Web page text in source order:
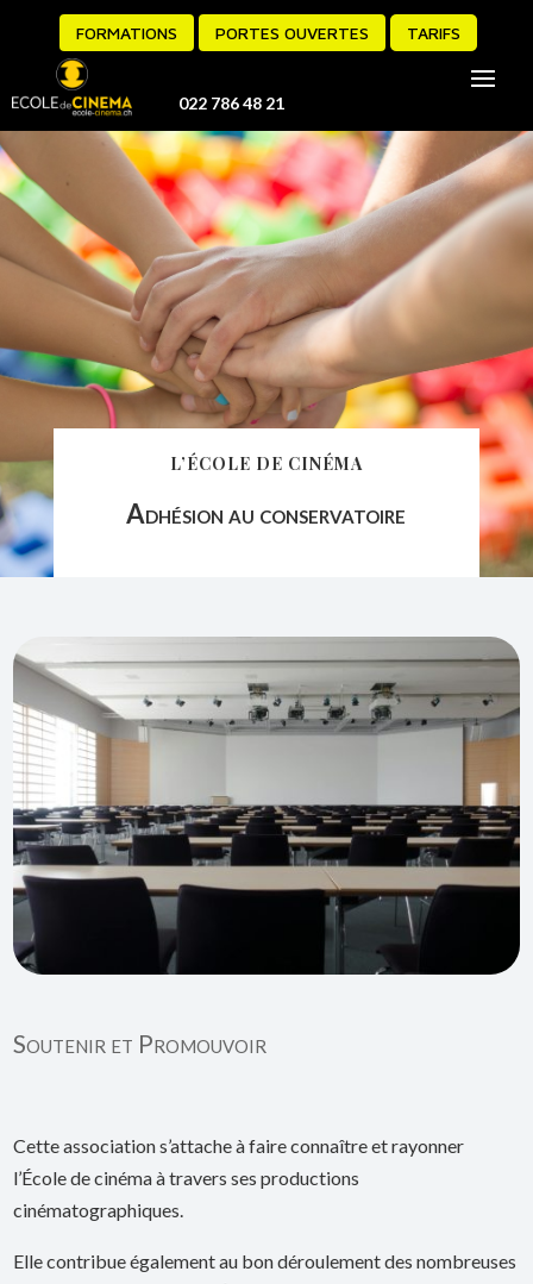
FORMATIONS PORTES OUVERTES TARIFS
022 786 48 21
L’ÉCOLE DE CINÉMA
Adhésion au conservatoire
Soutenir et Promouvoir
Cette association s’attache à faire connaître et rayonner
l’École de cinéma à travers ses productions
cinématographiques.
Elle contribue également au bon déroulement des nombreuses